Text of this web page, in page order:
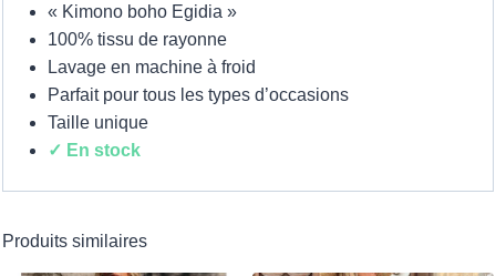
« Kimono boho Egidia »
100% tissu de rayonne
Lavage en machine à froid
Parfait pour tous les types d’occasions
Taille unique
✓ En stock
Produits similaires